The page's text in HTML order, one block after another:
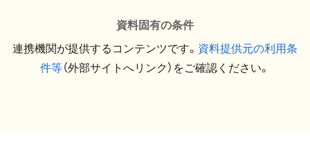
資料固有の条件
連携機関が提供するコンテンツです。 資料提供元の利用条
件等（外部サイトへリンク）をご確認ください。